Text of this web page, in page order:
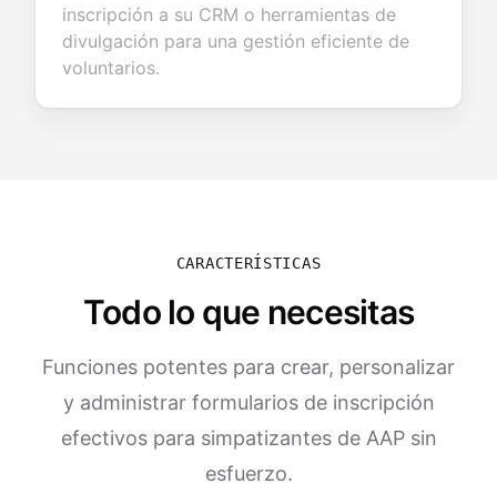
inscripción a su CRM o herramientas de
divulgación para una gestión eficiente de
voluntarios.
CARACTERÍSTICAS
Todo lo que necesitas
Funciones potentes para crear, personalizar
y administrar formularios de inscripción
efectivos para simpatizantes de AAP sin
esfuerzo.